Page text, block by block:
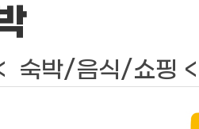
박/음식/쇼핑